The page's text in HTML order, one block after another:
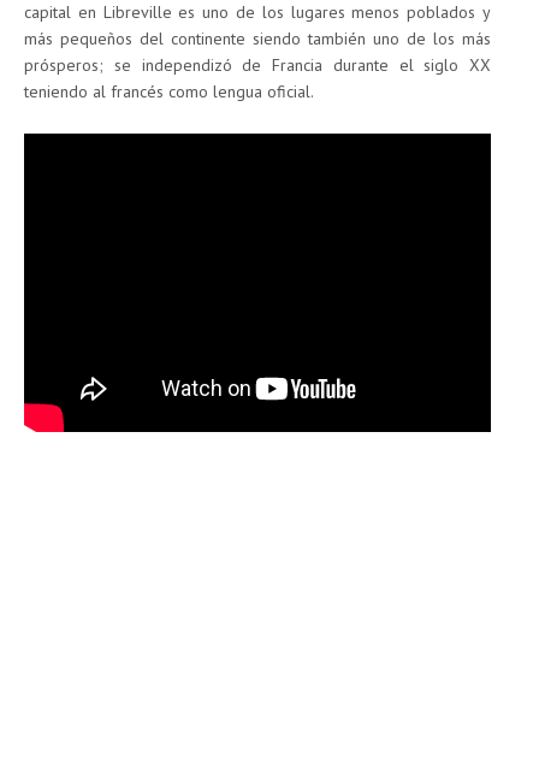
capital en Libreville es uno de los lugares menos poblados y
más pequeños del continente siendo también uno de los más
prósperos; se independizó de Francia durante el siglo XX
teniendo al francés como lengua oficial.